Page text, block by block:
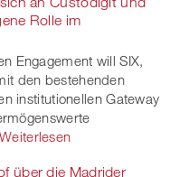
Rolle im
Engagement will SIX,
den bestehenden
institutionellen Gateway
Weiterlesen
über die Madrider